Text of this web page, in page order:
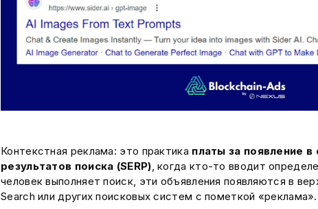
Контекстная реклама: это практика платы за появление
результатов поиска (SERP), когда кто-то вводит
человек выполняет поиск, эти объявления появляются в
Search или других поисковых систем с пометкой «реклама».